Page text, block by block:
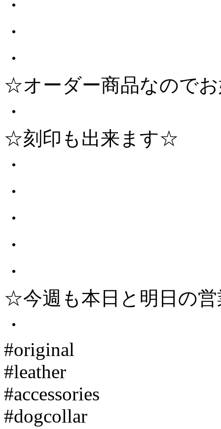
・
・
・
☆オーダー商品なので
・
☆刻印も出来ます☆
・
・
・
・
・
☆今週も本日と明日の
・
#original
#leather
#accessories
#dogcollar